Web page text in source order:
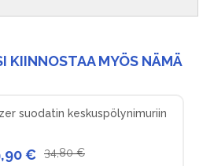
KIINNOSTAA MYÖS NÄMÄ
suodatin keskuspölynimuriin
€ 34,80 €